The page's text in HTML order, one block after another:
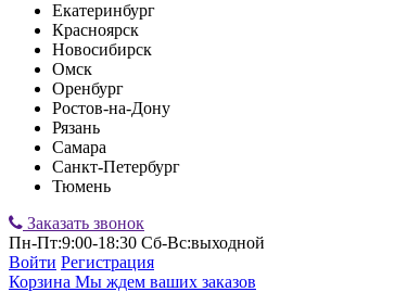
Екатеринбург
Красноярск
Новосибирск
Омск
Оренбург
Ростов-на-Дону
Рязань
Самара
Санкт-Петербург
Тюмень
Заказать звонок
Пн-Пт:9:00-18:30 Сб-Вс:выходной
Войти Регистрация
Корзина Мы ждем ваших заказов